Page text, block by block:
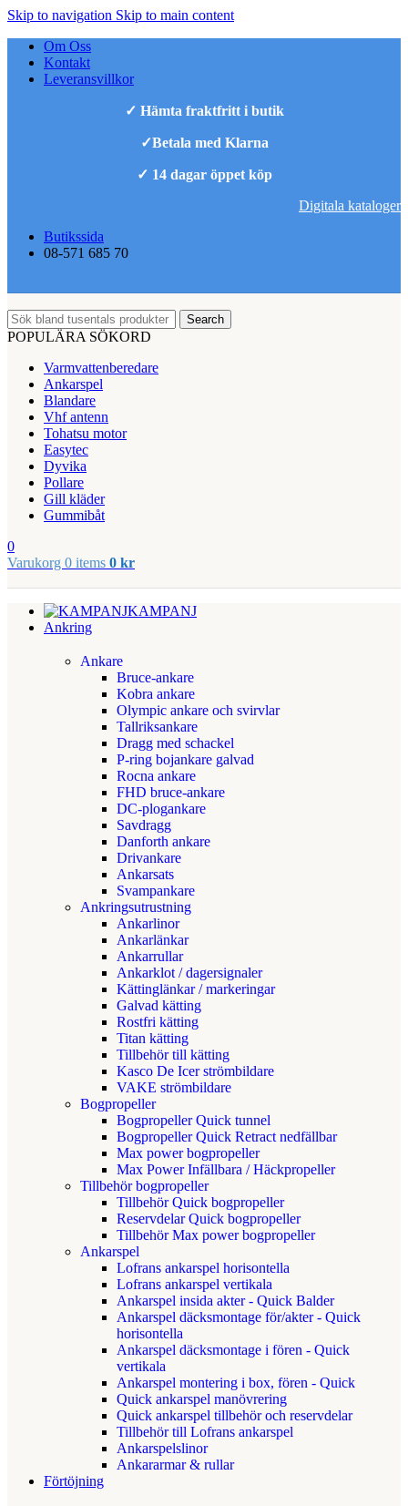
Skip to navigation Skip to main content
Om Oss
Kontakt
Leveransvillkor
✓ Hämta fraktfritt i butik
✓Betala med Klarna
✓ 14 dagar öppet köp
Digitala kataloger
Butikssida
08-571 685 70
Search
POPULÄRA SÖKORD
Varmvattenberedare
Ankarspel
Blandare
Vhf antenn
Tohatsu motor
Easytec
Dyvika
Pollare
Gill kläder
Gummibåt
0
Varukorg 0 items 0 kr
KAMPANJ
Ankring
Ankare
Bruce-ankare
Kobra ankare
Olympic ankare och svirvlar
Tallriksankare
Dragg med schackel
P-ring bojankare galvad
Rocna ankare
FHD bruce-ankare
DC-plogankare
Savdragg
Danforth ankare
Drivankare
Ankarsats
Svampankare
Ankringsutrustning
Ankarlinor
Ankarlänkar
Ankarrullar
Ankarklot / dagersignaler
Kättinglänkar / markeringar
Galvad kätting
Rostfri kätting
Titan kätting
Tillbehör till kätting
Kasco De Icer strömbildare
VAKE strömbildare
Bogpropeller
Bogpropeller Quick tunnel
Bogpropeller Quick Retract nedfällbar
Max power bogpropeller
Max Power Infällbara / Häckpropeller
Tillbehör bogpropeller
Tillbehör Quick bogpropeller
Reservdelar Quick bogpropeller
Tillbehör Max power bogpropeller
Ankarspel
Lofrans ankarspel horisontella
Lofrans ankarspel vertikala
Ankarspel insida akter - Quick Balder
Ankarspel däcksmontage för/akter - Quick
horisontella
Ankarspel däcksmontage i fören - Quick
vertikala
Ankarspel montering i box, fören - Quick
Quick ankarspel manövrering
Quick ankarspel tillbehör och reservdelar
Tillbehör till Lofrans ankarspel
Ankarspelslinor
Ankararmar & rullar
Förtöjning